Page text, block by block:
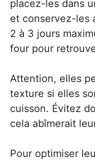
placez-les dans
et conservez-les
2 à 3 jours
four pour
Attention, elles
texture si elles
cuisson. Évitez
cela abîmerait
Pour optimiser